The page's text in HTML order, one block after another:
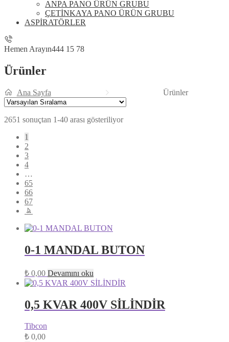
ANPA PANO ÜRÜN GRUBU
ÇETİNKAYA PANO ÜRÜN GRUBU
ASPİRATÖRLER
Hemen Arayın444 15 78
Ürünler
Ana Sayfa Ürünler
2651 sonuçtan 1-40 arası gösteriliyor
1
2
3
4
…
65
66
67
→
0-1 MANDAL BUTON
₺ 0,00 Devamını oku
0,5 KVAR 400V SİLİNDİR
Tibcon
₺ 0,00